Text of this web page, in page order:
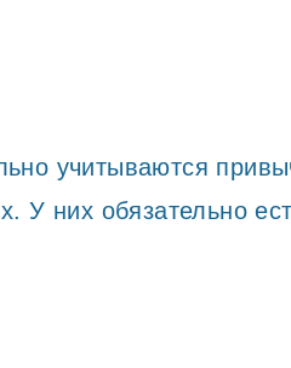
учитываются
У них обязательно